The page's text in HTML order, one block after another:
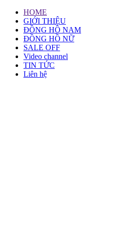
HOME
GIỚI THIỆU
ĐỒNG HỒ NAM
ĐỒNG HỒ NỮ
SALE OFF
Video channel
TIN TỨC
Liên hệ